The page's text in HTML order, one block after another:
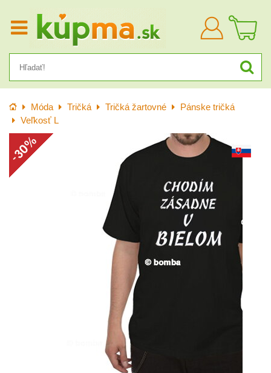
Prihlásiť
sa
Úvod Móda Tričká Tričká žartovné
Pánske tričká
Veľkosť L